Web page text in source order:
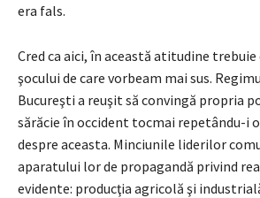
era fals.
Cred ca aici, în această atitudine
şocului de care vorbeam mai sus.
Bucureşti a reuşit să convingă propria
sărăcie în occident tocmai repetându-i
despre aceasta. Minciunile liderilor
aparatului lor de propagandă privind
evidente: producţia agricolă şi